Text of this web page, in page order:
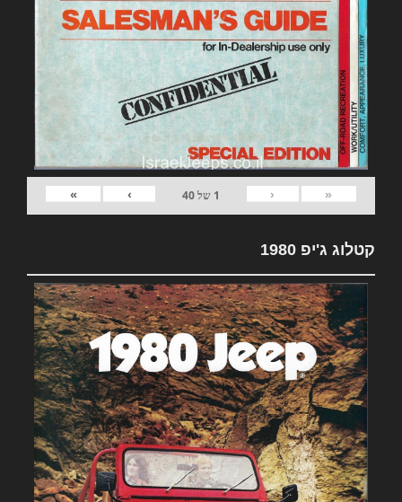
«
‹
1 של40
›
»
קטלוג ג'יפ 1980